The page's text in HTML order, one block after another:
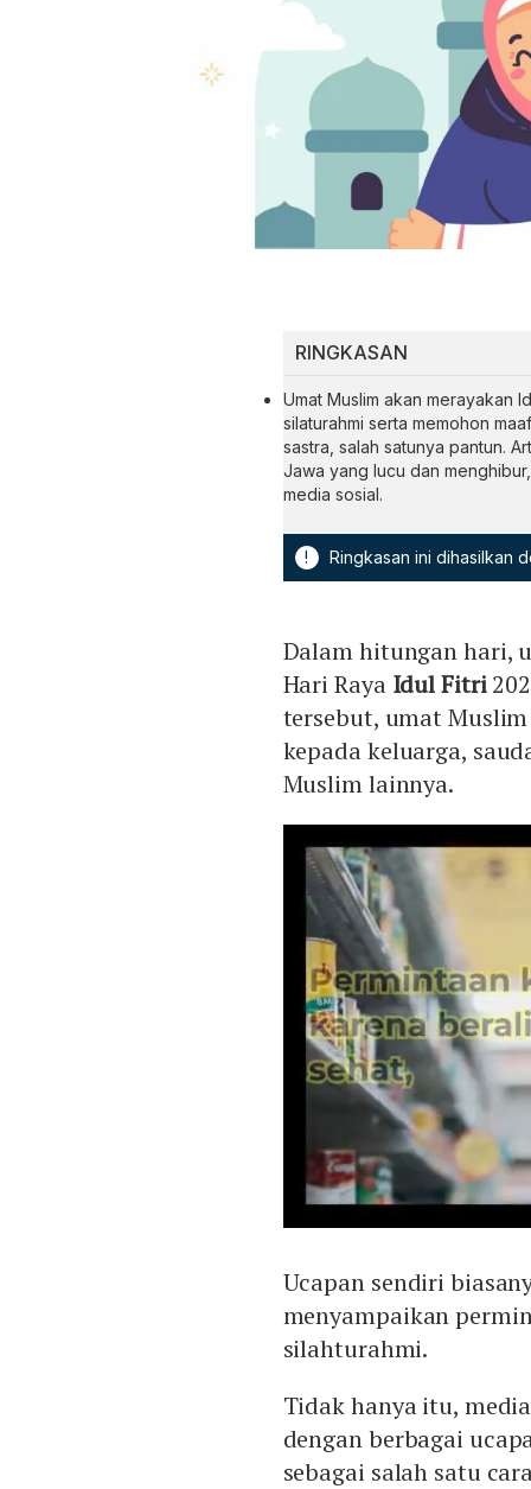
RINGKASAN
Umat Muslim akan merayakan
silaturahmi serta memohon
sastra, salah satunya pantun.
Jawa yang lucu dan
media sosial.
! Ringkasan ini dihasilkan
Dalam hitungan hari,
Hari Raya Idul Fitri
tersebut, umat
kepada keluarga,
Muslim lainnya.
Ucapan sendiri
menyampaikan
silahturahmi.
Tidak hanya itu,
dengan berbagai
sebagai salah satu